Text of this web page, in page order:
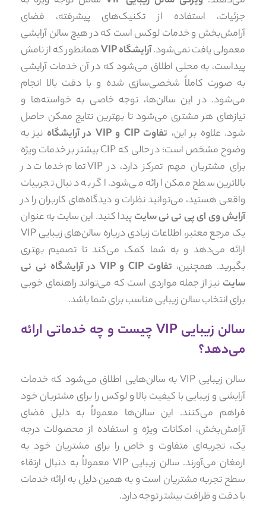
جزئیات، استفاده از تکنیک‌های پیشرفته، فضای
آرامش‌بخش و خدمات لوکس است که در هیچ سالن آرایشی
معمولی یافت نمی‌شود.آرایشگاه VIP
همانطور که از نامش
پیداست، به محلی اطلاق می‌شود که در آن خدمات آرایشی
به صورت کاملاً شخصی‌سازی شده و با دقت بالا انجام
می‌شود. در این سالن‌ها، توجه خاصی به خواسته‌ها و
نیازهای هر مشتری می‌شود تا بهترین نتایج ممکن حاصل
شود. علاوه بر این، تفاوت CIP و VIP در آرایشگاه
نیز به
وضوح مشخص است؛ در حالی که CIP بیشتر بر خدمات ویژه
برای مشتریان مهم تمرکز دارد، در VIP تمام خدمات در
بالاترین سطح ممکن ارائه می‌شود. اگر به دنبال تجربیات
واقعی هستید، می‌توانید نظرات و دیدگاه‌های کاربران را در
آرایش وی ای پی نی نی سایتپیدا کنید. این سایت به عنوان
یک مرجع معتبر، اطلاعات زیادی درباره سالن‌های زیبایی VIP
ارائه می‌دهد و به شما کمک می‌کند تا تصمیم بهتری
بگیرید. همچنین،
تفاوت CIP و VIP در آرایشگاه نی نی
سایت نیز از جمله مواردی است که می‌تواند راهنمای خوبی
برای انتخاب سالن زیبایی مناسب برای شما باشد.
سالن زیبایی VIP چیست و چه خدماتی ارائه
می‌دهد؟
سالن زیبایی VIP به سالن‌هایی اطلاق می‌شود که خدمات
آرایشی و زیبایی با کیفیت بالا و لوکس را برای مشتریان خود
فراهم می‌کنند. این سالن‌ها معمولاً به دلیل فضای
آرامش‌بخش، امکانات ویژه و استفاده از محصولات درجه
یک، تجربه‌ای متفاوت و خاص را برای مشتریان خود به
ارمغان می‌آورند. سالن زیبایی VIP معمولاً به دنبال ارتقاء
سطح تجربه مشتریان است و به همین دلیل به ارائه خدمات
با دقت و ظرافت بیشتر توجه دارد.